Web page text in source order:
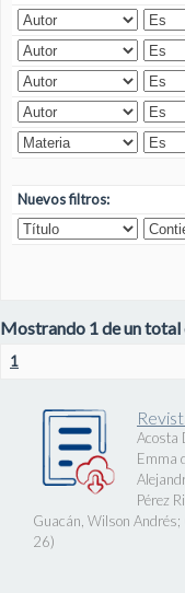
Nuevos filtros:
Mostrando 1 de un total
1
Acosta
Emma
Pérez
Guacán, Wilson Andrés;
26)